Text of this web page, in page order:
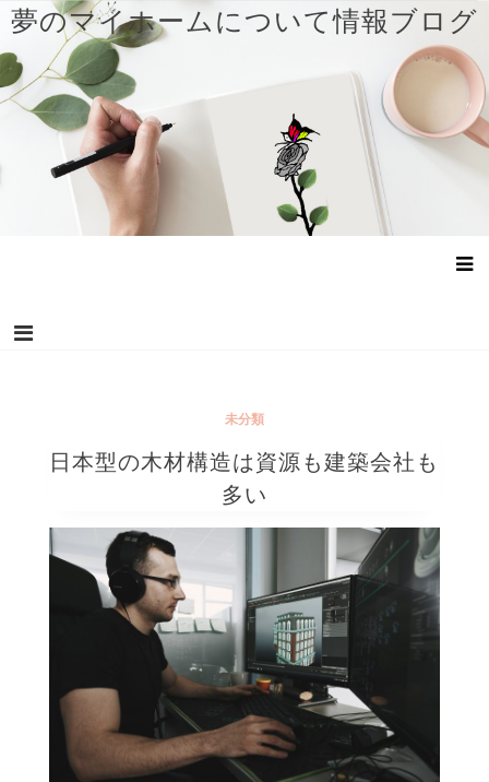
コ
ン
テ
ン
ツ
キ
夢のマイホームについて情報ブログ
未分類
日本型の木材構造は資源も建築会社も
多い